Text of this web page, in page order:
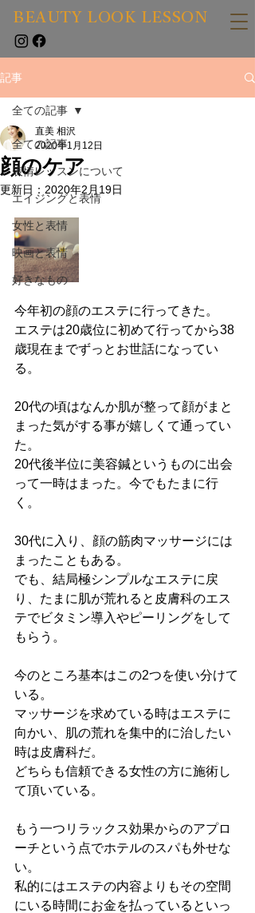
BEAUTY LOOK LESSON
記事
全ての記事
表情レッスンについて
エイジングと表情
女性と表情
映画と表情
好きなもの
全ての記事
顔のケア
直美 相沢
2020年1月12日
更新日： 2020年2月19日
今年初の顔のエステに行ってきた。
エステは20歳位に初めて行ってから38
歳現在までずっとお世話になってい
る。
20代の頃はなんか肌が整って顔がまと
まった気がする事が嬉しくて通ってい
た。
20代後半位に美容鍼というものに出会
って一時はまった。今でもたまに行
く。
30代に入り、顔の筋肉マッサージには
まったこともある。
でも、結局極シンプルなエステに戻
り、たまに肌が荒れると皮膚科のエス
テでビタミン導入やピーリングをして
もらう。
今のところ基本はこの2つを使い分けて
いる。
マッサージを求めている時はエステに
向かい、肌の荒れを集中的に治したい
時は皮膚科だ。
どちらも信頼できる女性の方に施術し
て頂いている。
もう一つリラックス効果からのアプロ
ーチという点でホテルのスパも外せな
い。
私的にはエステの内容よりもその空間
にいる時間にお金を払っているといっ